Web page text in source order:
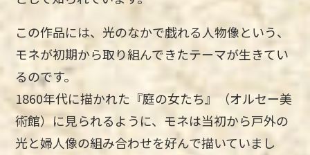
この作品には、光のなかで戯れる人物像という、
モネが初期から取り組んできたテーマが生きてい
るのです。
1860年代に描かれた『庭の女たち』（オルセー美
術館）に見られるように、モネは当初から戸外の
光と婦人像の組み合わせを好んで描いていまし